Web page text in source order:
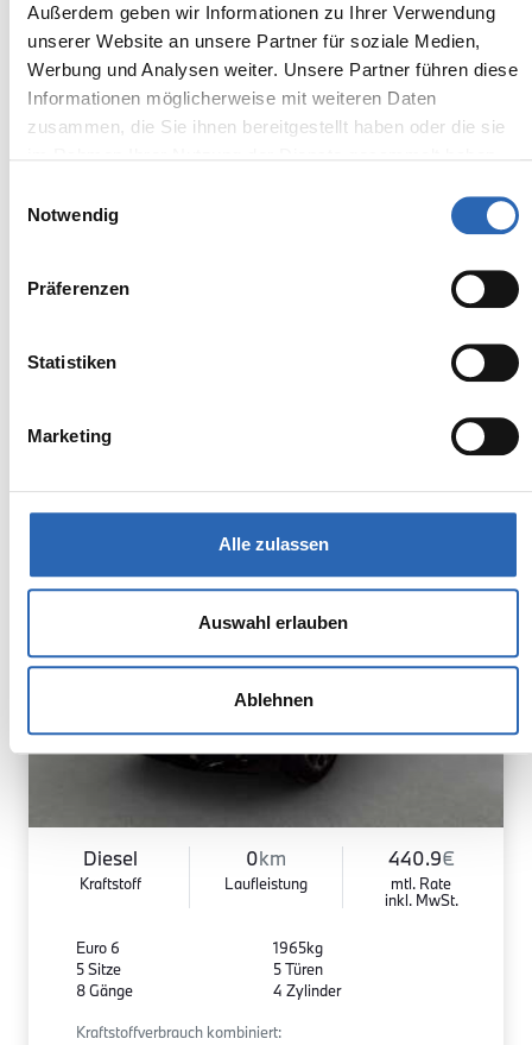
Außerdem geben wir Informationen zu Ihrer Verwendung
unserer Website an unsere Partner für soziale Medien,
Werbung und Analysen weiter. Unsere Partner führen diese
Informationen möglicherweise mit weiteren Daten
zusammen, die Sie ihnen bereitgestellt haben oder die sie
Notwendig
Präferenzen
Statistiken
Marketing
Alle zulassen
Auswahl erlauben
Ablehnen
8 Gänge
6 Zylinder
Kraftstoffverbrauch kombiniert:
6.2 l/100km (WLTP)
2
-Emissionen kombiniert:
163 g/km (WLTP)
BMW Kürzlich reduziert
MwSt. ist ausweisbar
Diesel
Kraftstoff
0km
Laufleistung
440.9€
mtl. Rate
inkl. MwSt.
Euro 6
5 Sitze
8 Gänge
1965kg
5 Türen
4 Zylinder
Kraftstoffverbrauch kombiniert: